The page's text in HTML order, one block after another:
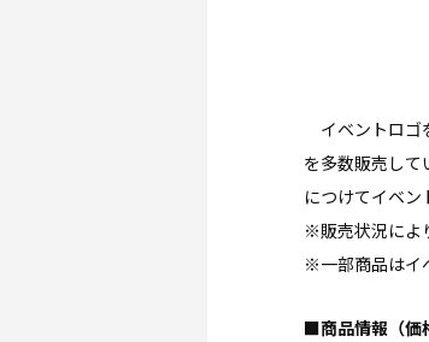
イベントロゴ
を多数販売して
につけてイベン
※販売状況によ
※一部商品はイ
■商品情報（価